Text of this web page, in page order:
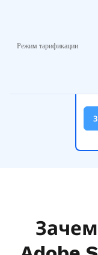
Режим тарификации